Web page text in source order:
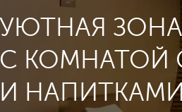
УЮТНАЯ
С КОМНАТОЙ
И